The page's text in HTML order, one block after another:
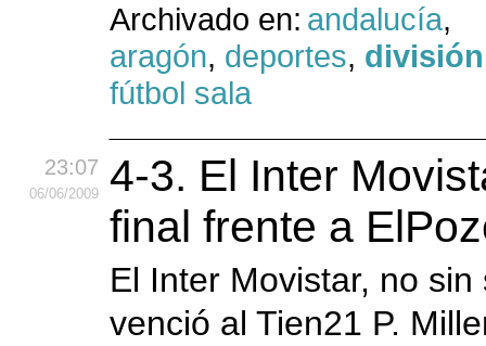
Archivado en: andalucía,
aragón, deportes,
fútbol sala
23:07
06/06/2009
4-3. El Inter
final frente a
El Inter Movistar, no
venció al Tien21 P.